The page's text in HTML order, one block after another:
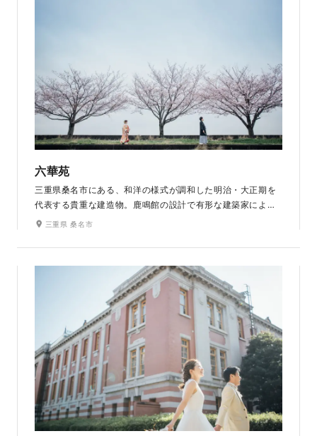
六華苑
三重県桑名市にある、和洋の様式が調和した明治・大正期を
代表する貴重な建造物。鹿鳴館の設計で有形な建築家による
洋館や、和館、蔵などの和風建築、四季の彩りが美しい日本
す。まるでタイムスリップしたかのような気分で、和装・洋
装どちらもレトロモダンでおしゃれな撮影が楽しめるフォト
三重県 桑名市